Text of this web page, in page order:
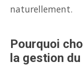
naturellement.
Pourquoi
la gestion